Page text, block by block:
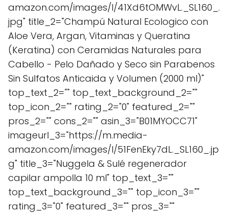
amazon.com/images/I/41Xd6tOMWvL._SL160_.
jpg" title_2="Champú Natural Ecologico con
Aloe Vera, Argan, Vitaminas y Queratina
(Keratina) con Ceramidas Naturales para
Cabello - Pelo Dañado y Seco sin Parabenos
Sin Sulfatos Anticaida y Volumen (2000 ml)"
top_text_2="" top_text_background_2=""
top_icon_2="" rating_2="0" featured_2=""
pros_2="" cons_2="" asin_3="B01MYOCC71"
imageurl_3="https://m.media-
amazon.com/images/I/51FenEky7dL._SL160_.jp
g" title_3="Nuggela & Sulé regenerador
capilar ampolla 10 ml" top_text_3=""
top_text_background_3="" top_icon_3=""
rating_3="0" featured_3="" pros_3=""